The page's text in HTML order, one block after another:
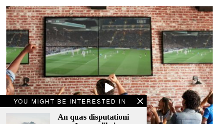
YOU MIGHT BE INTERESTED IN
An quas disputationi